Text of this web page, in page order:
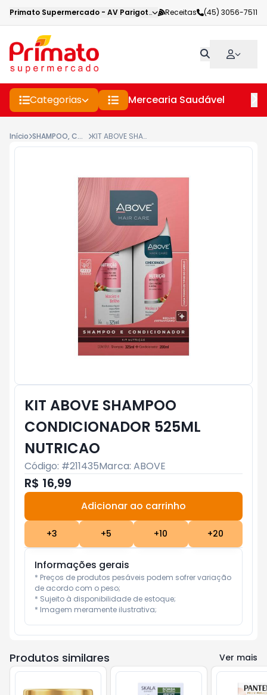
Primato Supermercado - AV Parigot de Souza,Toledo-PR
Receitas (45) 3056-7511
Categorias Mercearia Saudável
Início SHAMPOO, CONDICIONADOR E CREME PARA CABELOS KIT ABOVE SHAMPOO CONDICIONADOR 525ML NUTRICAO
KIT ABOVE SHAMPOO
CONDICIONADOR 525ML
NUTRICAO
Código: #211435Marca: ABOVE
R$ 16,99
Adicionar ao carrinho
+3 +5 +10 +20
Informações gerais
* Preços de produtos pesáveis podem sofrer variação
de acordo com o peso;
* Sujeito à disponibilidade de estoque;
* Imagem meramente ilustrativa;
Produtos similares Ver mais